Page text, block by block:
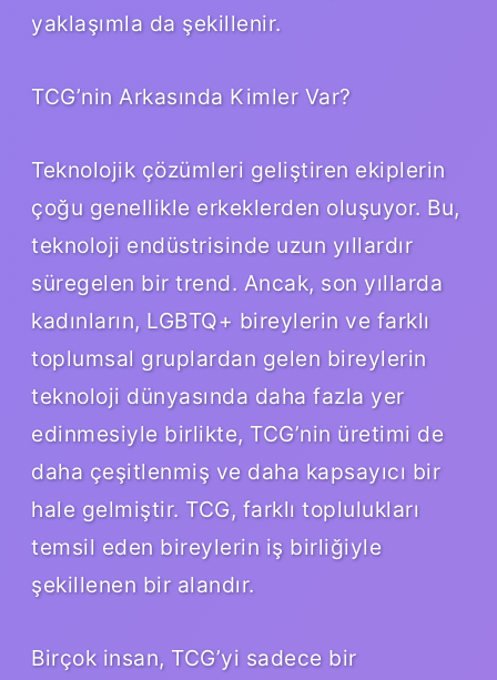
yaklaşımla da şekillenir.
TCG’nin Arkasında Kimler Var?
Teknolojik çözümleri geliştiren ekiplerin
çoğu genellikle erkeklerden oluşuyor. Bu,
teknoloji endüstrisinde uzun yıllardır
süregelen bir trend. Ancak, son yıllarda
kadınların, LGBTQ+ bireylerin ve farklı
toplumsal gruplardan gelen bireylerin
teknoloji dünyasında daha fazla yer
edinmesiyle birlikte, TCG’nin üretimi de
daha çeşitlenmiş ve daha kapsayıcı bir
hale gelmiştir. TCG, farklı toplulukları
temsil eden bireylerin iş birliğiyle
şekillenen bir alandır.
Birçok insan, TCG’yi sadece bir